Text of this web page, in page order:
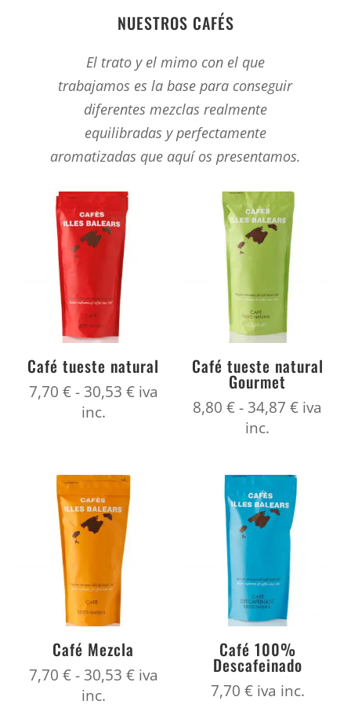
NUESTROS CAFÉS
El trato y el mimo con el que
trabajamos es la base para conseguir
diferentes mezclas realmente
equilibradas y perfectamente
aromatizadas que aquí os presentamos.
Café tueste natural
7,70 € - 30,53 €Rango
iva
inc.
Café tueste natural
Gourmet
8,80€ - 34,87€Rango
iva
inc.
Café Mezcla
7,70 € - 30,53 €Rango
iva
inc.
Café 100%
Descafeinado
7,70 € iva inc.